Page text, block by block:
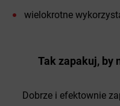
wielokrotne
Tak zapakuj, by
Dobrze i efektownie